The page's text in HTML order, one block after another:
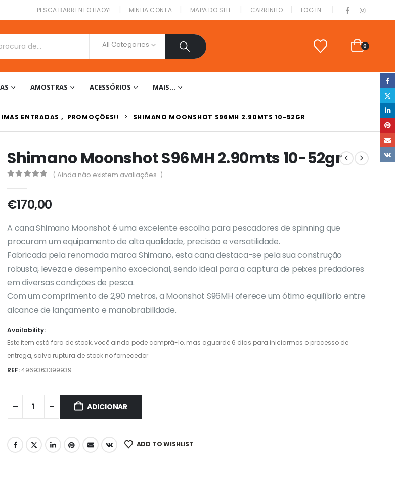
PESCA BARRENTO HAOY! MINHA CONTA MAPA DO SITE CARRINHO LOG IN
All Categories 0
AMOSTRAS ACESSÓRIOS MAIS…
ENTRADAS , PROMOÇÕES!! SHIMANO MOONSHOT S96MH 2.90MTS 10-52GR
Shimano Moonshot S96MH 2.90mts 10-52gr
( Ainda não existem avaliações. )
€170,00
A cana Shimano Moonshot é uma excelente escolha para pescadores de spinning que
procuram um equipamento de alta qualidade, precisão e versatilidade.
Fabricada pela renomada marca Shimano, esta cana destaca-se pela sua construção
robusta, leveza e desempenho excecional, sendo ideal para a captura de peixes predadores
em diversas condições de pesca.
Com um comprimento de 2,90 metros, a Moonshot S96MH oferece um ótimo equilíbrio entre
alcance de lançamento e manobrabilidade.
Availability:
Este item está fora de stock, você ainda pode comprá-lo, mas aguarde 6 dias para iniciarmos o processo de
entrega, salvo ruptura de stock no fornecedor
REF:4969363399939
ADICIONAR
ADD TO WISHLIST